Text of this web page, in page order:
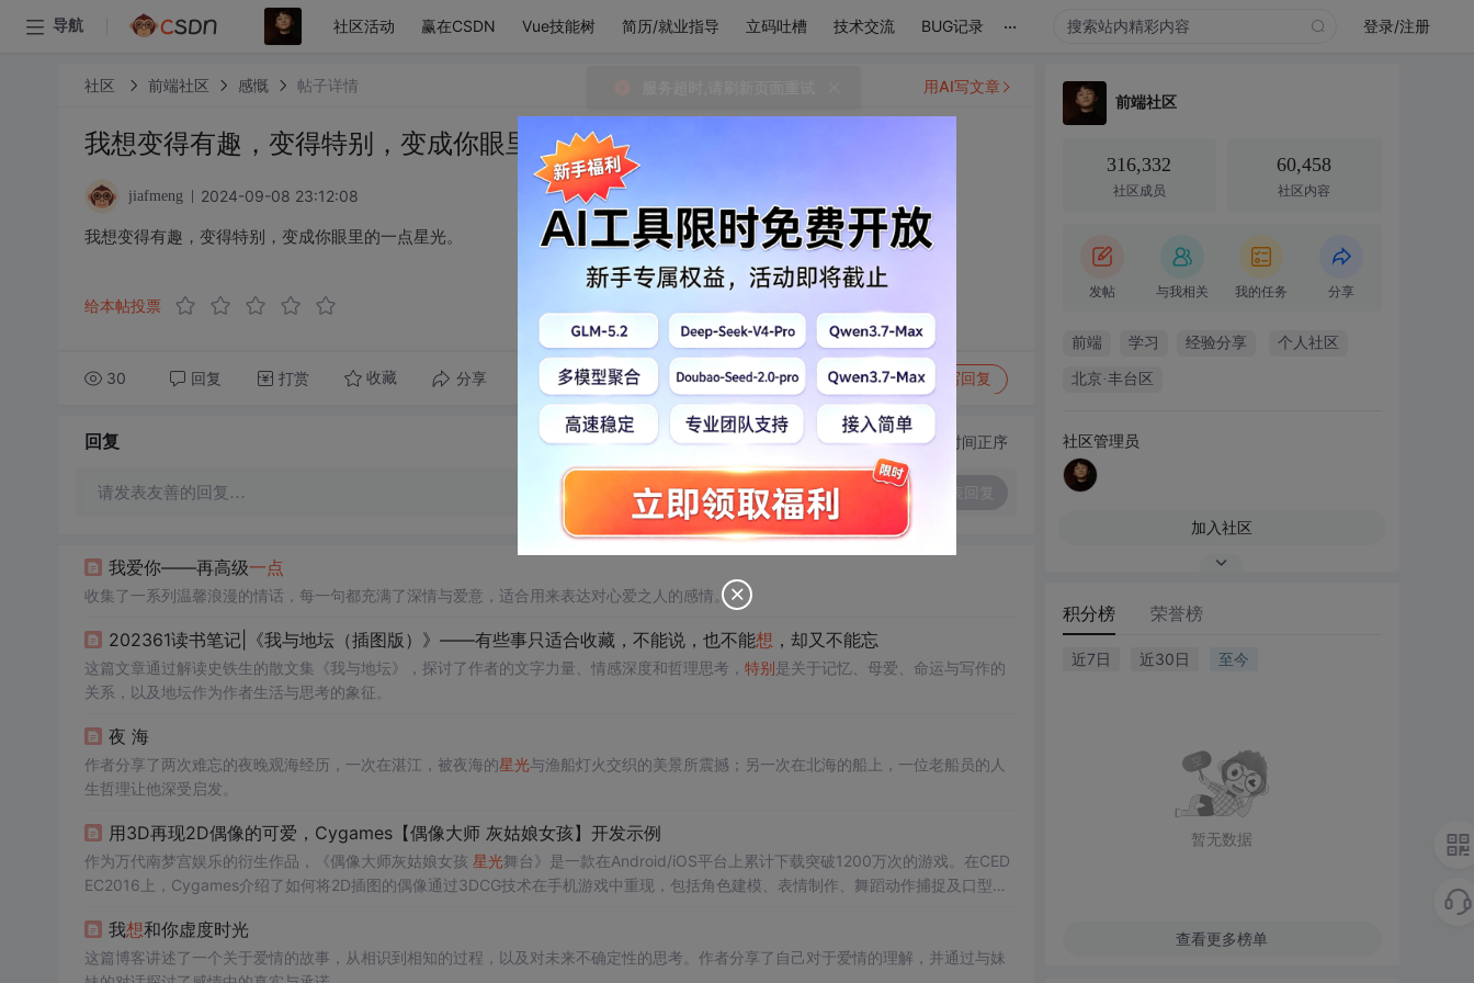
导航 社区活动 赢在CSDN Vue技能树 简历/就业指导 立码吐槽 技术交流 BUG记录 ... 登录/注册
社区 前端社区 感慨 帖子详情
我想变得有趣，变得特别，变成你眼里的一点星光。
jiafmeng 2024-09-08 23:12:08
我想变得有趣，变得特别，变成你眼里的一点星光。
给本帖投票
30 回复 打赏 收藏 分享 转发到动态 举报 写回复
用AI写文章
回复 切换为时间正序
请发表友善的回复…
我爱你——再高级一点
收集了一系列温馨浪漫的情话，每一句都充满了深情与爱意，适合用来表达对心爱之人的感情。
202361读书笔记|《我与地坛（插图版）》——有些事只适合收藏，不能说，也不能想 ，却又不能忘
这篇文章通过解读史铁生的散文集《我与地坛》，探讨了作者的文字力量、情感深度和哲理思考， 特别是关于记忆、母爱、命运与写作的
关系，以及地坛作为作者生活与思考的象征。
夜 海
作者分享了两次难忘的夜晚观海经历，一次在湛江，被夜海的星光与渔船灯火交织的美景所震撼；另一次在北海的船上，一位老船员的人
生哲理让他深受启发。
用3D再现2D偶像的可爱，Cygames【偶像大师 灰姑娘女孩】开发示例
作为万代南梦宫娱乐的衍生作品，《偶像大师灰姑娘女孩 星光舞台》是一款在Android/iOS平台上累计下载突破1200万次的游戏。在CED
EC2016上，Cygames介绍了如何将2D插图的偶像通过3DCG技术在手机游戏中重现，包括角色建模、表情制作、舞蹈动作捕捉及口型同
我想和你虚度时光
这篇博客讲述了一个关于爱情的故事，从相识到相知的过程，以及对未来不确定性的思考。作者分享了自己对于爱情的理解，并通过与妹
前端社区
316,332
社区成员
60,458
社区内容
发帖 与我相关 我的任务 分享
前端 学习 经验分享 个人社区
北京·丰台区
社区管理员
加入社区
积分榜 荣誉榜
近7日 近30日 至今
暂无数据
查看更多榜单